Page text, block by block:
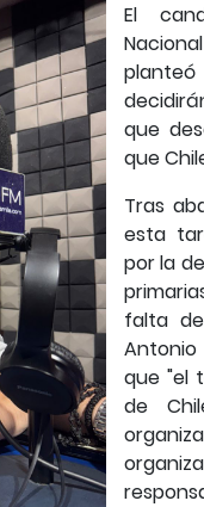
El
que
que
Tras
esta
por la
falta
que "el
de